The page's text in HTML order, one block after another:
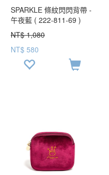
SPARKLE 條紋閃閃背帶 -
午夜藍 ( 222-811-69 )
NT$ 1,080
NT$ 580